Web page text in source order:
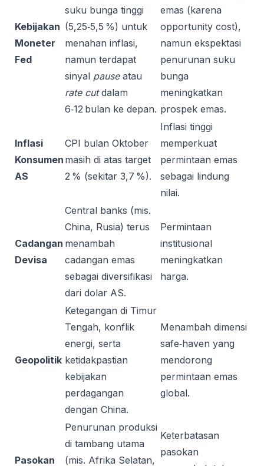
Kebijakan
Moneter
Fed
suku bunga tinggi
(5,25‑5,5 %) untuk
menahan inflasi,
namun terdapat
sinyal pauseatau
rate cutdalam
6‑12 bulan ke depan.
emas (karena
opportunity cost),
namun ekspektasi
penurunan suku
bunga
meningkatkan
prospek emas.
Inflasi
Konsumen
AS
CPI bulan Oktober
masih di atas target
2 % (sekitar 3,7 %).
Inflasi tinggi
memperkuat
permintaan emas
sebagai lindung
nilai.
Cadangan
Devisa
Central banks (mis.
China, Rusia) terus
menambah
cadangan emas
sebagai diversifikasi
dari dolar AS.
Permintaan
institusional
meningkatkan
harga.
Geopolitik
Ketegangan di Timur
Tengah, konflik
energi, serta
ketidakpastian
kebijakan
perdagangan
dengan China.
Menambah dimensi
safe‑haven yang
mendorong
permintaan emas
global.
Pasokan
Penurunan produksi
di tambang utama
(mis. Afrika Selatan,
Keterbatasan
pasokan